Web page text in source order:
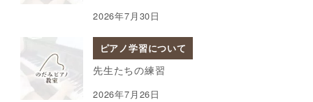
2026年7月30日
ピアノ学習について
先生たちの練習
2026年7月26日